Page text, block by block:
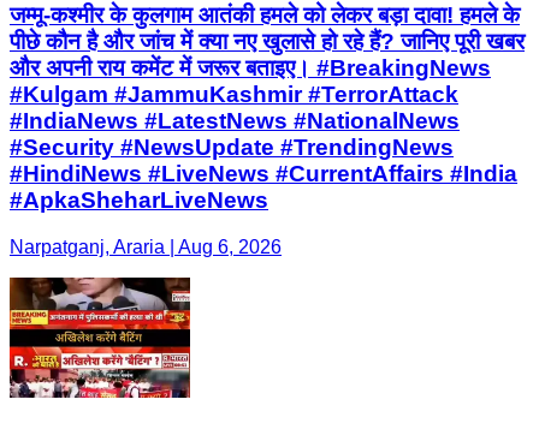
जम्मू-कश्मीर के कुलगाम आतंकी हमले को लेकर बड़ा दावा! हमले के
पीछे कौन है और जांच में क्या नए खुलासे हो रहे हैं? जानिए पूरी खबर
और अपनी राय कमेंट में जरूर बताइए। #BreakingNews
#Kulgam #JammuKashmir #TerrorAttack
#IndiaNews #LatestNews #NationalNews
#Security #NewsUpdate #TrendingNews
#HindiNews #LiveNews #CurrentAffairs #India
#ApkaSheharLiveNews
Narpatganj, Araria | Aug 6, 2026